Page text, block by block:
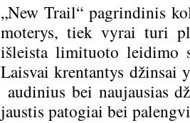
„New Trail“ pagrindinis
moterys, tiek vyrai turi
išleista limituoto leidimo
Laisvai krentantys džinsai
audinius bei naujausias
jaustis patogiai bei